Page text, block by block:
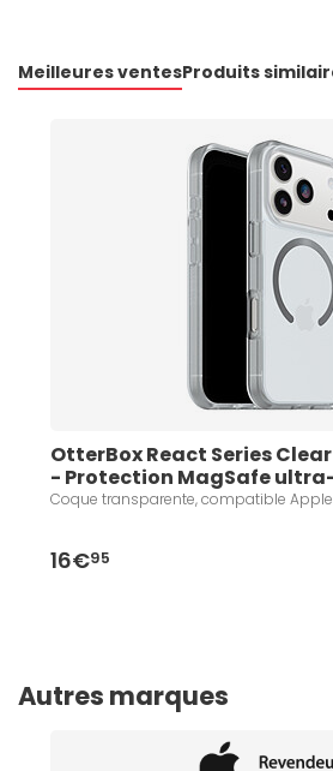
Meilleures ventesProduits
OtterBox React Series
- Protection MagSafe
iPhone 17 Pro Max
Coque transparente, compatible Apple
16€95
Autres marques